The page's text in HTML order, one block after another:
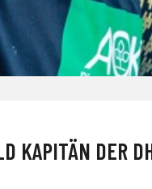
KAPITÄN DER